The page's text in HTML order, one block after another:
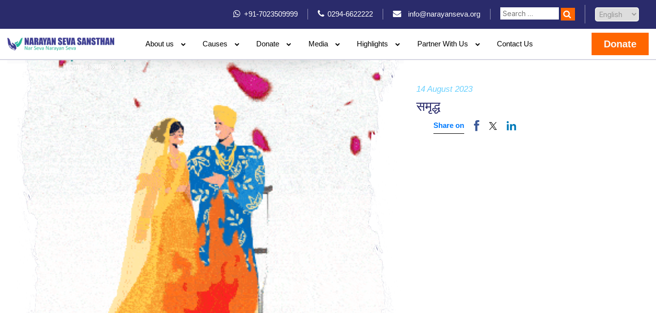
+91-7023509999 0294-6622222 info@narayanseva.org
About us Causes Donate Media Highlights Partner With Us Contact Us Donate
Home समृद्ध
14 August 2023
समृद्ध
Share on